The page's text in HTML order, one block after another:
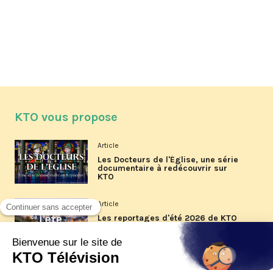
KTO vous propose
Article
Les Docteurs de l'Église, une série
documentaire à redécouvrir sur
KTO
Article
Les reportages d'été 2026 de KTO
Article